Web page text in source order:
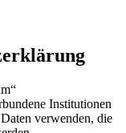
Institutionen
verwenden, die